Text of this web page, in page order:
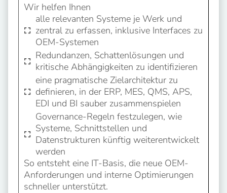
Wir helfen Ihnen
alle relevanten Systeme je Werk und
zentral zu erfassen, inklusive Interfaces zu
OEM-Systemen
Redundanzen, Schattenlösungen und
kritische Abhängigkeiten zu identifizieren
eine pragmatische Zielarchitektur zu
definieren, in der ERP, MES, QMS, APS,
EDI und BI sauber zusammenspielen
Governance-Regeln festzulegen, wie
Systeme, Schnittstellen und
Datenstrukturen künftig weiterentwickelt
werden
So entsteht eine IT-Basis, die neue OEM-
Anforderungen und interne Optimierungen
schneller unterstützt.